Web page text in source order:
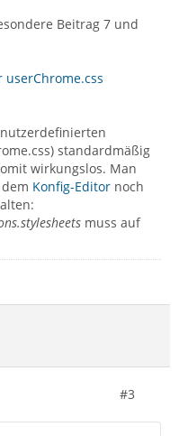
Beitrag 7 und
standardmäßig
wirkungslos. Man
Konfig-Editor noch
muss auf
#3